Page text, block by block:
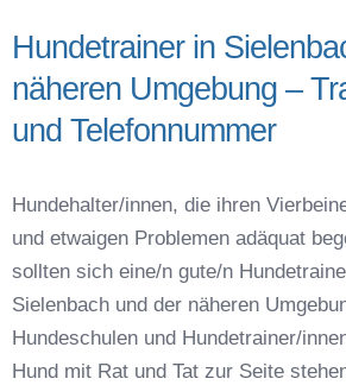
Hundetrainer in Sielenbach
Telefonnummer
Das macht einen guten
Hundetrainer Ausbildung in
online
Hundezubehör für das
Hundespielzeug zur
Preisvergleich der
Hundeschulen vs.
Hundetrainer in
näheren Umgebung –
und Telefonnummer
Hundehalter/innen, die ihren
und etwaigen Problemen adäquat
sollten sich eine/n gute/n
Sielenbach und der näheren
Hundeschulen und Hundetrainer/
Hund mit Rat und Tat zur Seite